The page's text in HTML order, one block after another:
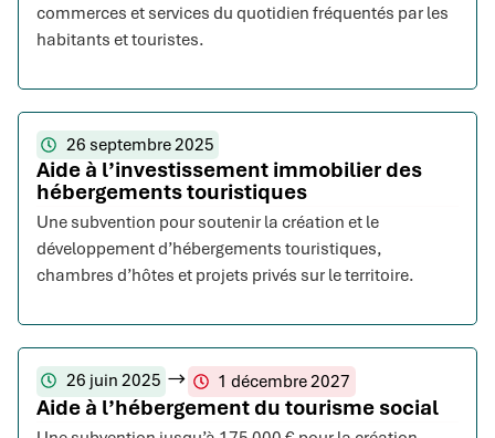
commerces et services du quotidien fréquentés par les
habitants et touristes.
26 septembre 2025
Aide à l’investissement immobilier des
hébergements touristiques
Une subvention pour soutenir la création et le
développement d’hébergements touristiques,
chambres d’hôtes et projets privés sur le territoire.
26 juin 2025 1 décembre 2027
Aide à l’hébergement du tourisme social